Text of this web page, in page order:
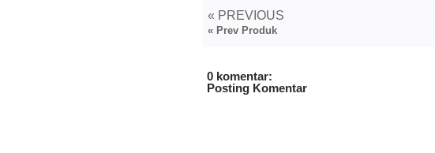
« PREVIOUS
« Prev Produk
0 komentar:
Posting Komentar